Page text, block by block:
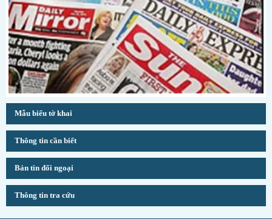
Mẫu biểu tờ khai
Thông tin cần biết
Bản tin đối ngoại
Thông tin tra cứu